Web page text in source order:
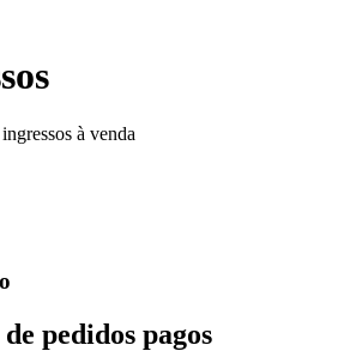
à venda
pedidos pagos